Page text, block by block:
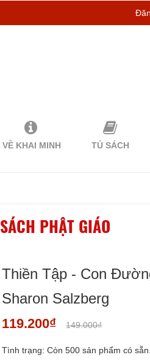
VỀ KHAI MINH TỦ SÁCH
SÁCH PHẬT GIÁO
Thiền Tập - Con
Sharon Salzberg
119.200₫ 149.000₫
Tình trạng: Còn 500 sản phẩm có sẵn.